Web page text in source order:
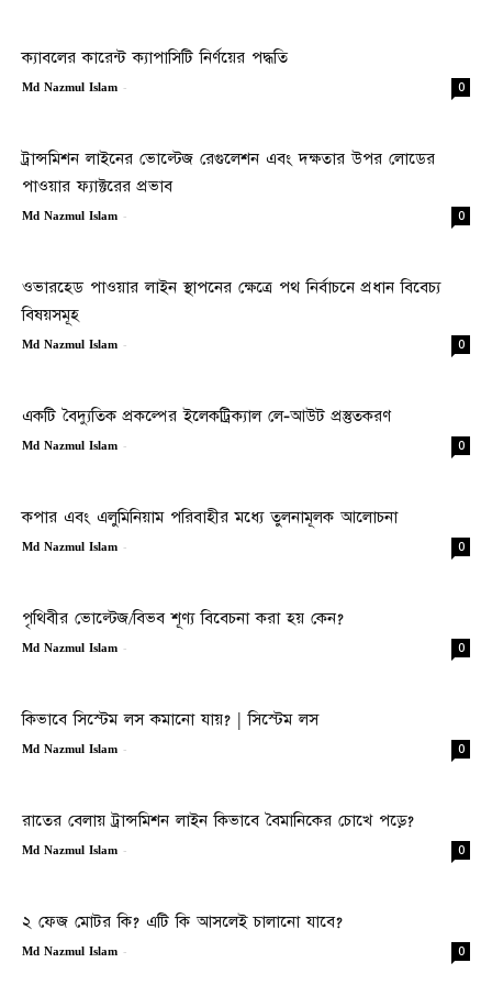
ক্যাবলের কারেন্ট ক্যাপাসিটি নির্ণয়ের পদ্ধতি
Md Nazmul Islam - 0
ট্রান্সমিশন লাইনের ভোল্টেজ রেগুলেশন এবং দক্ষতার উপর লোডের
পাওয়ার ফ্যাক্টরের প্রভাব
Md Nazmul Islam - 0
ওভারহেড পাওয়ার লাইন স্থাপনের ক্ষেত্রে পথ নির্বাচনে প্রধান বিবেচ্য
বিষয়সমূহ
Md Nazmul Islam - 0
একটি বৈদ্যুতিক প্রকল্পের ইলেকট্রিক্যাল লে-আউট প্রস্তুতকরণ
Md Nazmul Islam - 0
কপার এবং এলুমিনিয়াম পরিবাহীর মধ্যে তুলনামূলক আলোচনা
Md Nazmul Islam - 0
পৃথিবীর ভোল্টেজ/বিভব শূণ্য বিবেচনা করা হয় কেন?
Md Nazmul Islam - 0
কিভাবে সিস্টেম লস কমানো যায়? | সিস্টেম লস
Md Nazmul Islam - 0
রাতের বেলায় ট্রান্সমিশন লাইন কিভাবে বৈমানিকের চোখে পড়ে?
Md Nazmul Islam - 0
২ ফেজ মোটর কি? এটি কি আসলেই চালানো যাবে?
Md Nazmul Islam - 0